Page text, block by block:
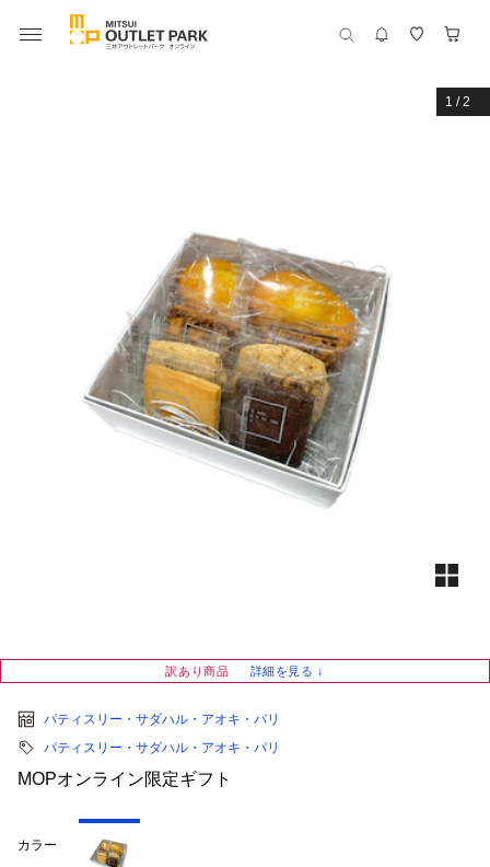
1 /2
訳あり商品 詳細を見る ↓
パティスリー・サダハル・アオキ・パリ
パティスリー・サダハル・アオキ・パリ
MOPオンライン限定ギフト
カラー